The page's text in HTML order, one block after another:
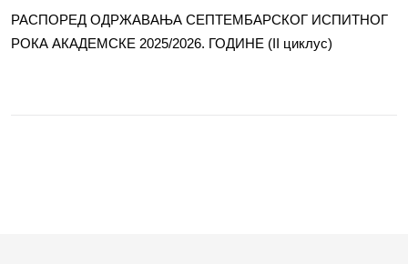
РАСПОРЕД ОДРЖАВАЊА СЕПТЕМБАРСКОГ ИСПИТНОГ
РОКА АКАДЕМСКЕ 2025/2026. ГОДИНЕ (II циклус)